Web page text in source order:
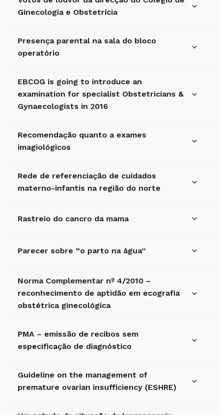
Ginecologia e Obstetrícia
Presença parental na sala do bloco
operatório
EBCOG is going to introduce an
examination for specialist Obstetricians &
Gynaecologists in 2016
Recomendação quanto a exames
imagiológicos
Rede de referenciação de cuidados
materno-infantis na região do norte
Rastreio do cancro da mama
Parecer sobre “o parto na água”
Norma Complementar nº 4/2010 –
reconhecimento de aptidão em ecografia
obstétrica ginecológica
PMA – emissão de recibos sem
especificação de diagnóstico
Guideline on the management of
premature ovarian insufficiency (ESHRE)